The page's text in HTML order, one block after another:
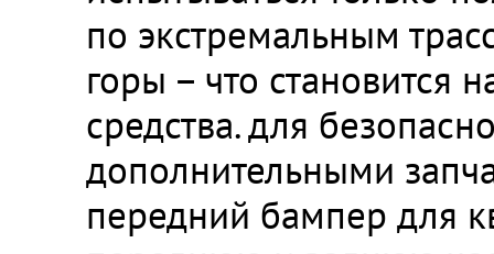
по экстремальным
горы – что становится
средства. для
дополнительными
передний бампер для